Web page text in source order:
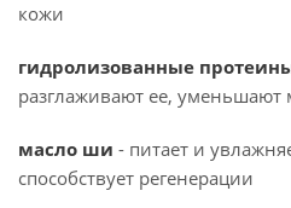
кожи
гидролизованные
разглаживают ее,
масло ши - питает и
способствует регенерации